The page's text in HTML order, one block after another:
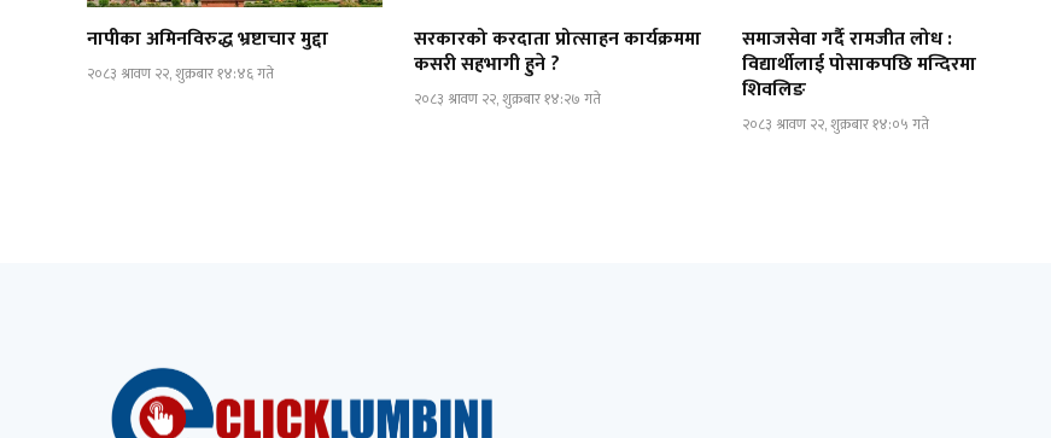
नापीका अमिनविरुद्ध भ्रष्टाचार मुद्दा
२०८३ श्रावण २२, शुक्रबार १४:४६ गते
सरकारको करदाता प्रोत्साहन कार्यक्रममा
कसरी सहभागी हुने ?
२०८३ श्रावण २२, शुक्रबार १४:२७ गते
समाजसेवा गर्दै रामजीत लोध :
विद्यार्थीलाई पोसाकपछि मन्दिरमा
शिवलिङ
२०८३ श्रावण २२, शुक्रबार १४:०५ गते